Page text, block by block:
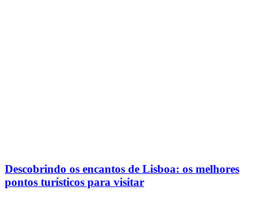
Descobrindo os encantos de Lisboa: os melhores
pontos turísticos para visitar